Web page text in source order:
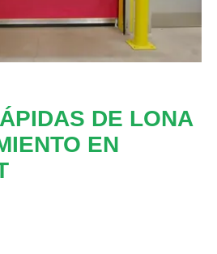
DE LONA
EN